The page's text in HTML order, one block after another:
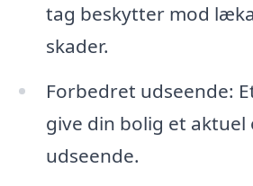
tag beskytter mod
skader.
Forbedret udseende:
give din bolig et aktuel
udseende.